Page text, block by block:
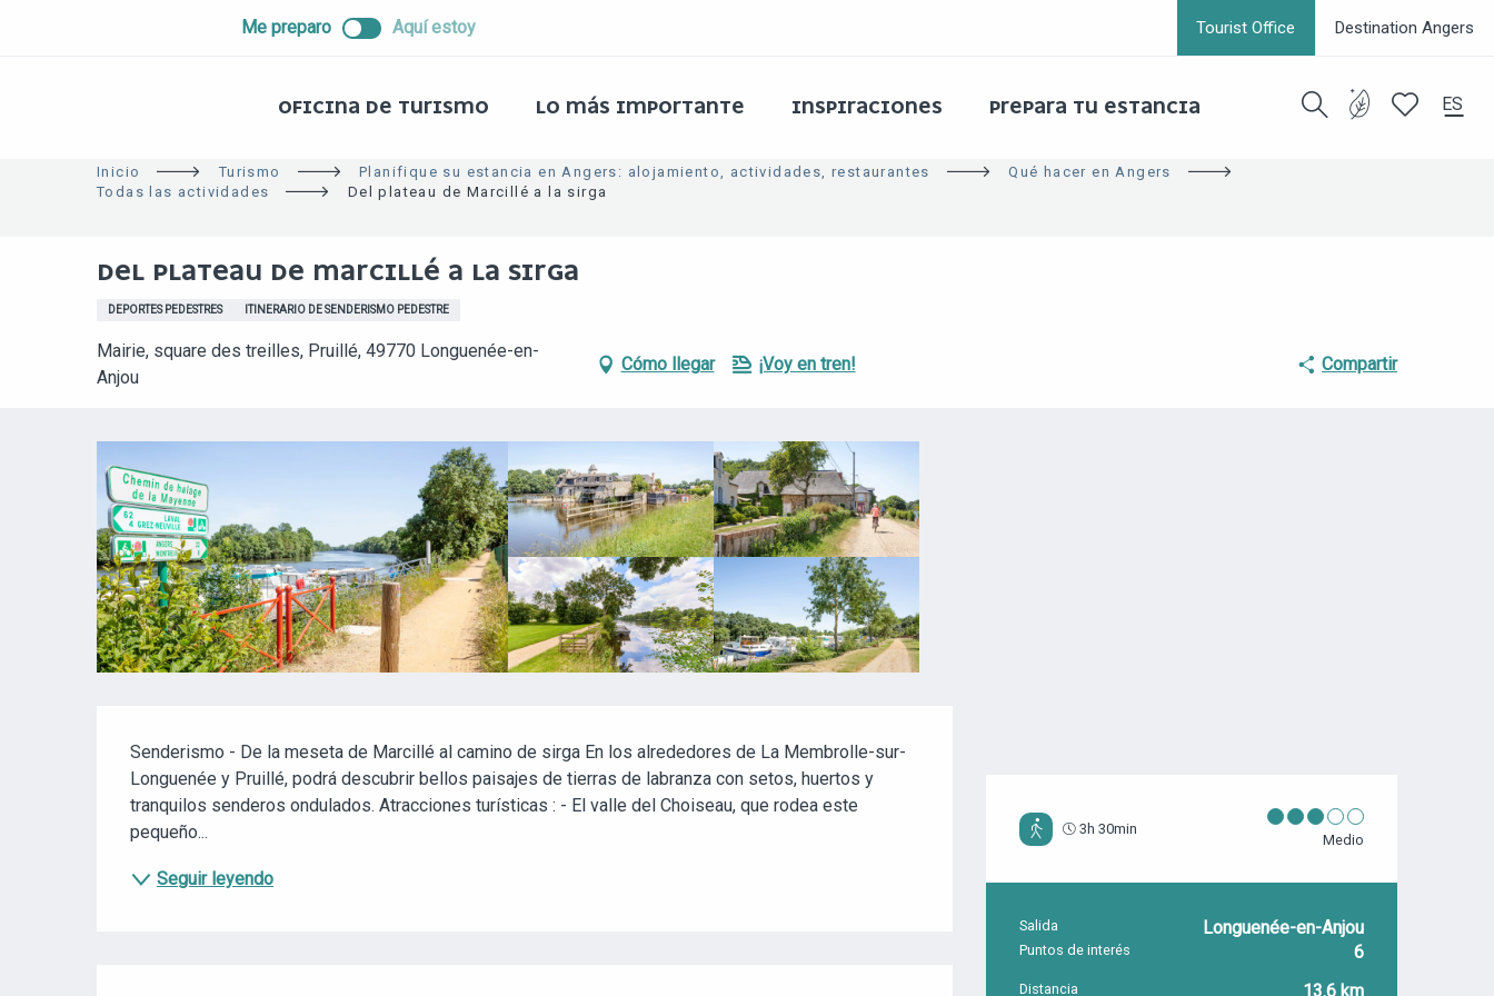
ES
Me preparo Aquí estoy Tourist Office Destination Angers
OFICINA DE TURISMO LO MÁS IMPORTANTE INSPIRACIONES PREPARA TU ESTANCIA
Inicio Turismo Planifique su estancia en Angers: alojamiento, actividades, restaurantes
Qué hacer en Angers
Todas las actividades
Del plateau de Marcillé a la sirga
DEL PLATEAU DE MARCILLÉ A LA SIRGA
DEPORTES PEDESTRES ITINERARIO DE SENDERISMO PEDESTRE
Mairie, square des treilles, Pruillé, 49770 Longuenée-en-
Anjou
Cómo llegar ¡Voy en tren! Compartir
3h 30min
Medio
INFORMACIÓN PRÁCTICA
Salida Longuenée-en-Anjou
Puntos de interés 6
Distancia 13.6 km
Senderismo - De la meseta de Marcillé al camino de sirga En los alrededores de La Membrolle-sur-
Longuenée y Pruillé, podrá descubrir bellos paisajes de tierras de labranza con setos, huertos y
tranquilos senderos ondulados. Atracciones turísticas : - El valle del Choiseau, que rodea este
pequeño...
Seguir leyendo